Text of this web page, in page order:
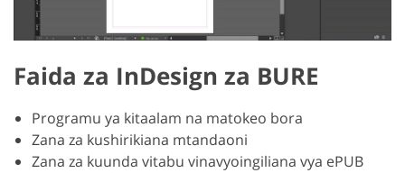
Faida za InDesign za BURE
Programu ya kitaalam na matokeo bora
Zana za kushirikiana mtandaoni
Zana za kuunda vitabu vinavyoingiliana vya ePUB